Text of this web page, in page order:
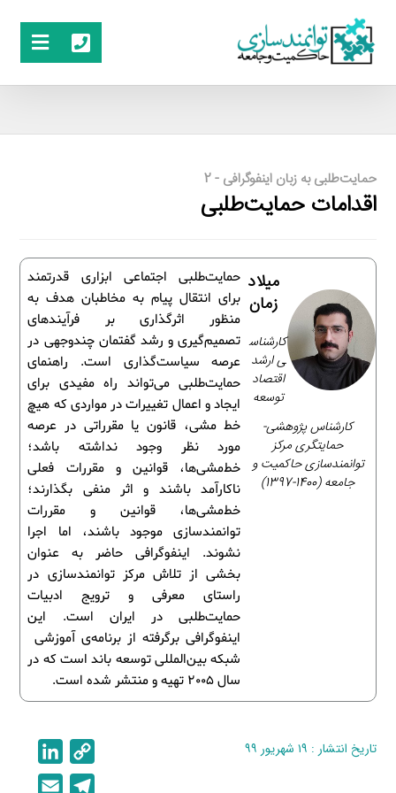
حمایت‌طلبی به زبان اینفوگرافی - 2
اقدامات حمایت‌طلبی
حمایت‌طلبی اجتماعی ابزاری قدرتمند
برای انتقال پیام به مخاطبان هدف به
منظور اثرگذاری بر فرآیندهای
تصمیم‌گیری و رشد گفتمان چندوجهی در
عرصه سیاست‌گذاری است. راهنمای
حمایت‌طلبی می‌تواند راه مفیدی برای
ایجاد و اعمال تغییرات در مواردی که هیچ
خط مشی، قانون یا مقرراتی در عرصه
مورد نظر وجود نداشته باشد؛
خط‌مشی‌ها، قوانین و مقررات فعلی
ناکارآمد باشند و اثر منفی بگذارند؛
خط‌مشی‌ها، قوانین و مقررات
توانمندسازی موجود باشند، اما اجرا
نشوند. اینفوگرافی حاضر به عنوان
بخشی از تلاش مرکز توانمندسازی در
راستای معرفی و ترویج ادبیات
حمایت‌طلبی در ایران است. این
اینفوگرافی برگرفته از برنامه‌ی آموزشی
شبکه بین‌المللی توسعه باند است که در
سال 2005 تهیه و منتشر شده است.
میلاد
زمان
کارشناس
ی ارشد
اقتصاد
توسعه
کارشناس پژوهشی-
حمایتگری مرکز
توانمندسازی حاکمیت و
جامعه (1400-1397)
تاریخ انتشار : ۱۹ شهریور ۹۹
o
i